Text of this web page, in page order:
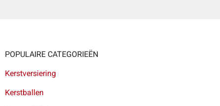
POPULAIRE CATEGORIEËN
Kerstversiering
Kerstballen